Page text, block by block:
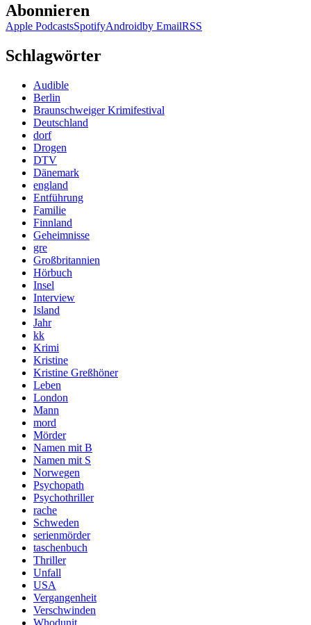
Abonnieren
Apple PodcastsSpotifyAndroidby EmailRSS
Schlagwörter
Audible
Berlin
Braunschweiger Krimifestival
Deutschland
dorf
Drogen
DTV
Dänemark
england
Entführung
Familie
Finnland
Geheimnisse
gre
Großbritannien
Hörbuch
Insel
Interview
Island
Jahr
kk
Krimi
Kristine
Kristine Greßhöner
Leben
London
Mann
mord
Mörder
Namen mit B
Namen mit S
Norwegen
Psychopath
Psychothriller
rache
Schweden
serienmörder
taschenbuch
Thriller
Unfall
USA
Vergangenheit
Verschwinden
Whodunit